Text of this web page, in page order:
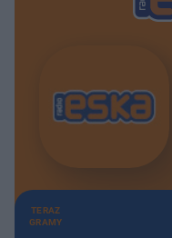
TERAZ
GRAMY